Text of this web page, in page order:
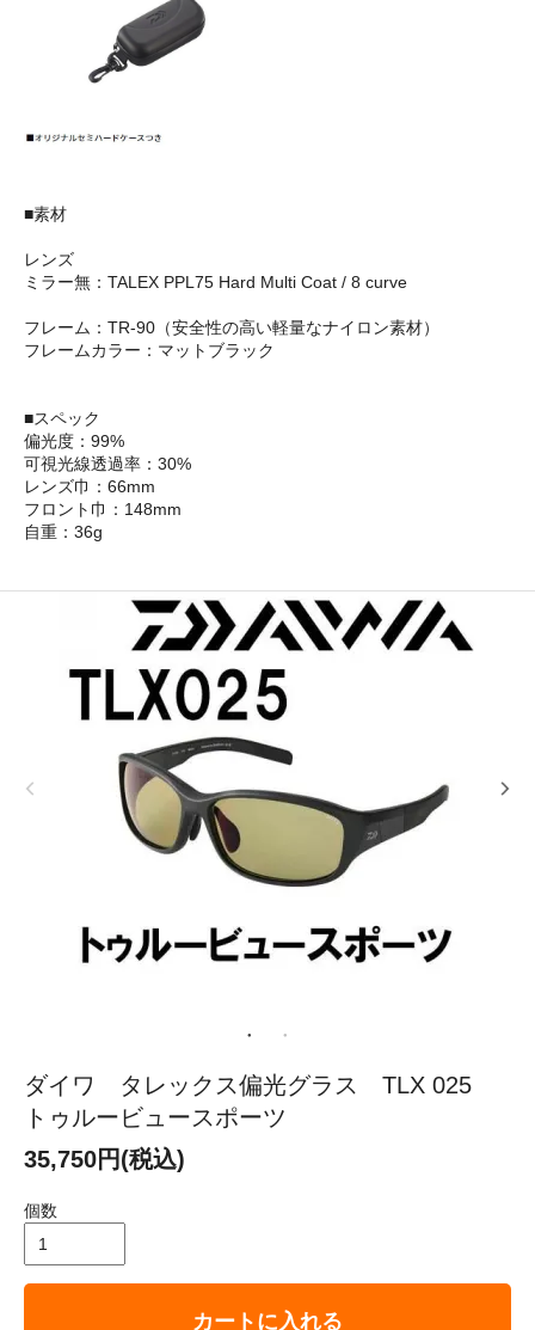
■素材
レンズ
ミラー無：TALEX PPL75 Hard Multi Coat / 8 curve
フレーム：TR-90（安全性の高い軽量なナイロン素材）
フレームカラー：マットブラック
■スペック
偏光度：99%
可視光線透過率：30%
レンズ巾：66mm
フロント巾：148mm
自重：36g
ダイワ タレックス偏光グラス TLX 025
トゥルービュースポーツ
35,750円(税込)
個数
カートに入れる